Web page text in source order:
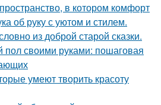
в котором комфорт
об руку с уютом и стилем.
из доброй старой сказки.
пол своими руками: пошаговая
умеют творить красоту